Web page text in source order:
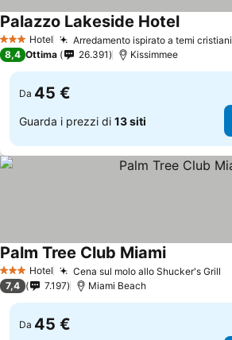
3 StelleHotel Arredamento ispirato a temi cristiani
Palazzo Lakeside Hotel
8,4 Ottima 26.391 Kissimmee
Da 45 €
Guarda i prezzi di 13 siti
3 StelleHotel Cena sul molo allo Shucker's Grill
Palm Tree Club Miami
7,4 7.197 Miami Beach
Da 45 €